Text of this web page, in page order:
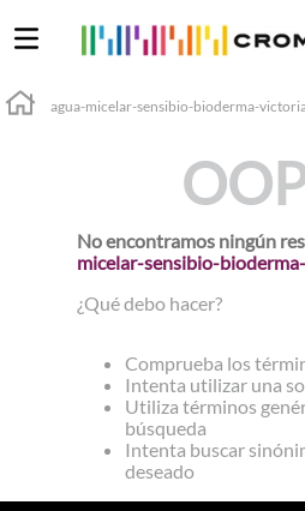
agua-micelar-sensibio-bioderma-
No encontramos ningún
micelar-sensibio-
¿Qué debo hacer?
Comprueba los
Intenta utilizar una
Utiliza términos
búsqueda
Intenta buscar
deseado